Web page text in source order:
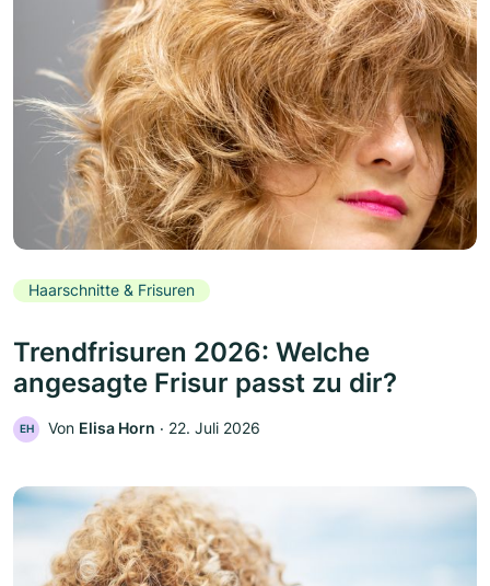
Haarschnitte & Frisuren
Trendfrisuren 2026: Welche
angesagte Frisur passt zu dir?
EH Von Elisa Horn ‧ 22. Juli 2026